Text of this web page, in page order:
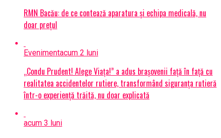
RMN Bacău: de ce contează aparatura și echipa medicală, nu
doar prețul
Evenimentacum 2 luni
„Condu Prudent! Alege Viața!” a adus brașovenii față în față cu
realitatea accidentelor rutiere, transformând siguranța rutieră
într-o experiență trăită, nu doar explicată
acum 3 luni